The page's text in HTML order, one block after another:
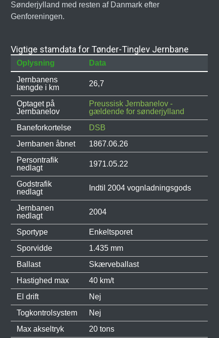
Sønderjylland med resten af Danmark efter
Genforeningen.
Vigtige stamdata for Tønder-Tinglev Jernbane
Oplysning
Data
Jernbanens
længde i km
26,7
Optaget på
Jernbanelov
Preussisk Jernbanelov -
gældende for sønderjylland
Baneforkortelse
DSB
Jernbanen åbnet
1867.06.26
Persontrafik
nedlagt
1971.05.22
Godstrafik
nedlagt
Indtil 2004 vognladningsgods
Jernbanen
nedlagt
2004
Sportype
Enkeltsporet
Sporvidde
1.435 mm
Ballast
Skærveballast
Hastighed max
40 km/t
El drift
Nej
Togkontrolsystem
Nej
Max akseltryk
20 tons